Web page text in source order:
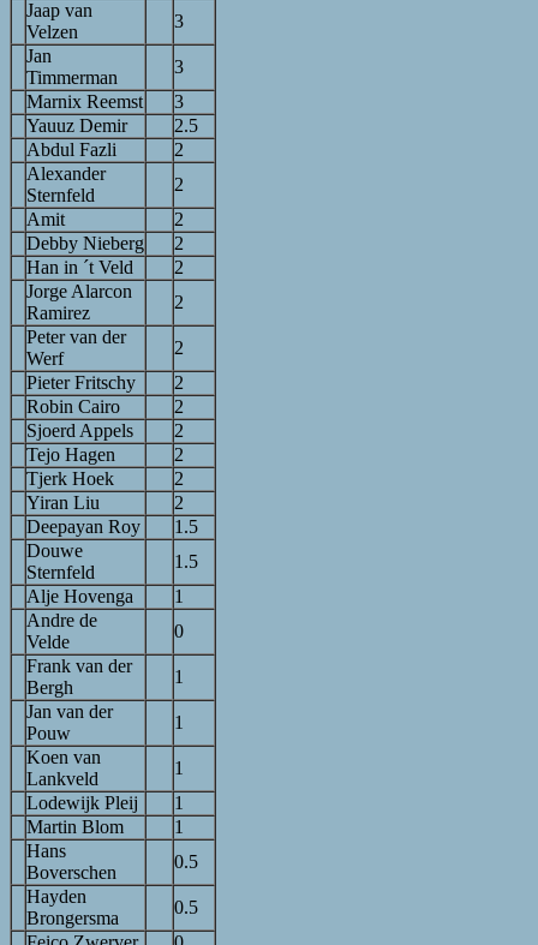
Jaap van
Velzen
3
Jan
Timmerman
3
Marnix Reemst
3
Yauuz Demir
2.5
Abdul Fazli
2
Alexander
Sternfeld
2
Amit
2
Debby Nieberg
2
Han in ´t Veld
2
Jorge Alarcon
Ramirez
2
Peter van der
Werf
2
Pieter Fritschy
2
Robin Cairo
2
Sjoerd Appels
2
Tejo Hagen
2
Tjerk Hoek
2
Yiran Liu
2
Deepayan Roy
1.5
Douwe
Sternfeld
1.5
Alje Hovenga
1
Andre de
Velde
0
Frank van der
Bergh
1
Jan van der
Pouw
1
Koen van
Lankveld
1
Lodewijk Pleij
1
Martin Blom
1
Hans
Boverschen
0.5
Hayden
Brongersma
0.5